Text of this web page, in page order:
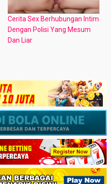
Cerita Sex Berhubungan Intim
Dengan Polisi Yang Mesum
Dan Liar